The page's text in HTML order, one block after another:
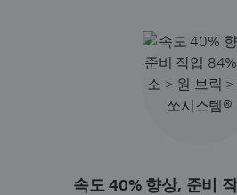
속도 40% 향상, 준비